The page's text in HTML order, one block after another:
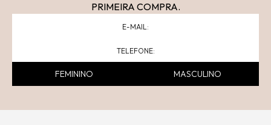
PRIMEIRA COMPRA.
FEMININO MASCULINO